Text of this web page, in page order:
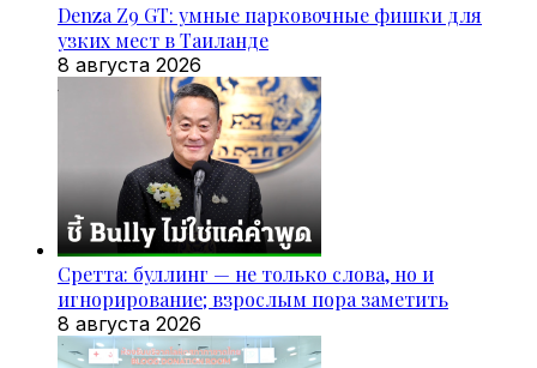
Denza Z9 GT: умные парковочные фишки для
узких мест в Таиланде
8 августа 2026
Сретта: буллинг — не только слова, но и
игнорирование; взрослым пора заметить
8 августа 2026